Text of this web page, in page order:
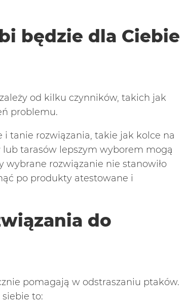
będzie dla Ciebie
od kilku czynników, takich jak
problemu.
tanie rozwiązania, takie jak kolce na
tarasów lepszym wyborem mogą
wybrane rozwiązanie nie stanowiło
po produkty atestowane i
do
pomagają w odstraszaniu ptaków.
to: